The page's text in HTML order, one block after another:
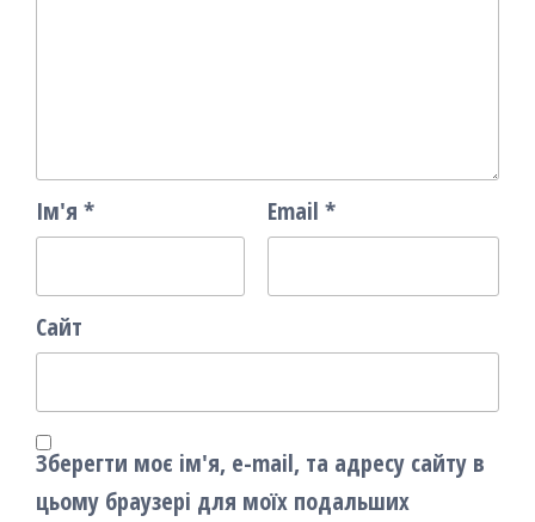
Ім'я * Email *
Сайт
Зберегти моє ім'я, e-mail, та адресу сайту в
цьому браузері для моїх подальших